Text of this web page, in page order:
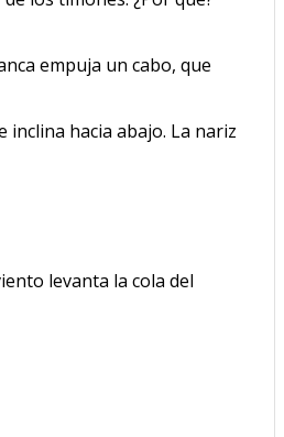
empuja un cabo, que
hacia abajo. La nariz
levanta la cola del